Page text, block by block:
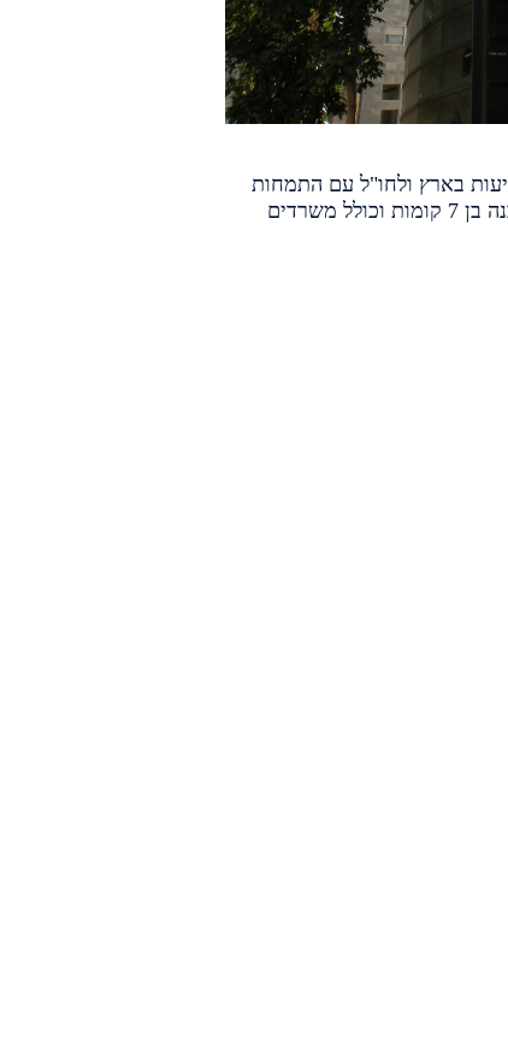
והנסיעות בארץ ולחו"ל עם התמחות
מיוחדת בתיירות צעירים וסטודנטים, המבנה הוקם עבור משרדי החברה בשכונת נחלת יצחק בתל אביב. המבנה בן 7 קומות וכולל משרדים